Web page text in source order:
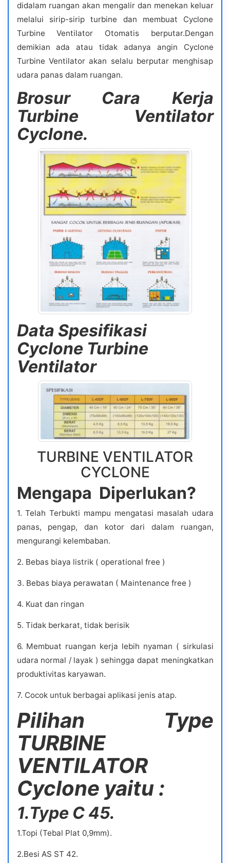
didalam ruangan akan mengalir dan menekan keluar
melalui sirip-sirip turbine dan membuat Cyclone
Turbine Ventilator Otomatis berputar.Dengan
demikian ada atau tidak adanya angin Cyclone
Turbine Ventilator akan selalu berputar menghisap
udara panas dalam ruangan.
Brosur Cara Kerja
Turbine Ventilator
Cyclone.
Data Spesifikasi
Cyclone Turbine
Ventilator
TURBINE VENTILATOR
CYCLONE
Mengapa Diperlukan?
1. Telah Terbukti mampu mengatasi masalah udara
panas, pengap, dan kotor dari dalam ruangan,
mengurangi kelembaban.
2. Bebas biaya listrik ( operational free )
3. Bebas biaya perawatan ( Maintenance free )
4. Kuat dan ringan
5. Tidak berkarat, tidak berisik
6. Membuat ruangan kerja lebih nyaman ( sirkulasi
udara normal / layak ) sehingga dapat meningkatkan
produktivitas karyawan.
7. Cocok untuk berbagai aplikasi jenis atap.
Pilihan Type
TURBINE
VENTILATOR
Cyclone yaitu :
1.Type C 45.
1.Topi (Tebal Plat 0,9mm).
2.Besi AS ST 42.